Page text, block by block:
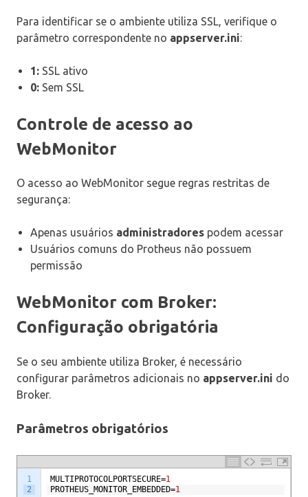
Para identificar se o ambiente utiliza SSL, verifique o
parâmetro correspondente no appserver.ini:
1: SSL ativo
0: Sem SSL
Controle de acesso ao
WebMonitor
O acesso ao WebMonitor segue regras restritas de
segurança:
Apenas usuários administradores podem acessar
Usuários comuns do Protheus não possuem
permissão
WebMonitor com Broker:
Configuração obrigatória
Se o seu ambiente utiliza Broker, é necessário
configurar parâmetros adicionais no appserver.ini do
Broker.
Parâmetros obrigatórios
1
2
MULTIPROTOCOLPORTSECURE=1
PROTHEUS_MONITOR_EMBEDDED=1